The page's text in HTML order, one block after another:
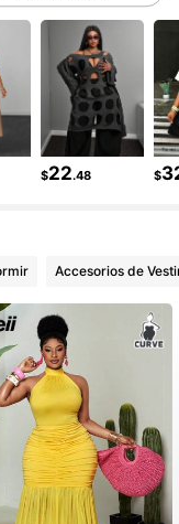
$22.48 $
Accesorios de